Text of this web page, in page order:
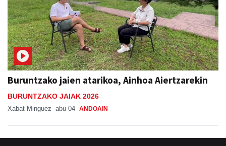
Buruntzako jaien atarikoa, Ainhoa Aiertzarekin
BURUNTZAKO JAIAK 2026
Xabat Minguez abu 04 ANDOAIN